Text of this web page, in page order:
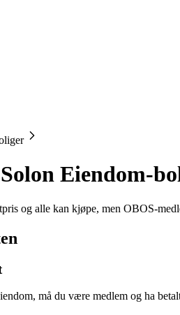
Eiendom-
og alle kan kjøpe, men OBOS-
må du være medlem og ha